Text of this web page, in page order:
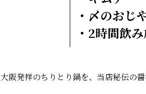
・〆のおじ
・2時間飲
大阪発祥のちりとり鍋を、当店秘伝の